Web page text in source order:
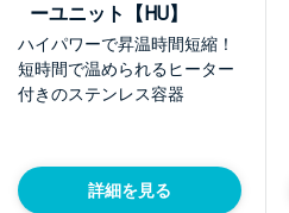
ーユニット【HU】
ハイパワーで昇温時間短縮！
短時間で温められるヒーター
付きのステンレス容器
詳細を見る